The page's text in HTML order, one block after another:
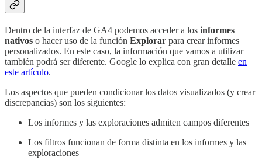
Dentro de la interfaz de GA4 podemos acceder a los informes
nativos o hacer uso de la función Explorar para crear informes
personalizados. En este caso, la información que vamos a utilizar
también podrá ser diferente. Google lo explica con gran detalle en
este artículo.
Los aspectos que pueden condicionar los datos visualizados (y crear
discrepancias) son los siguientes:
Los informes y las exploraciones admiten campos diferentes
Los filtros funcionan de forma distinta en los informes y las
exploraciones